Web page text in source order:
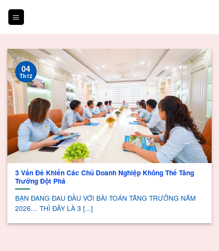
3 Vấn Đề Khiến Các Chủ Doanh Nghiệp Không Thể Tăng
Trưởng Đột Phá
BẠN ĐANG ĐAU ĐẦU VỚI BÀI TOÁN TĂNG TRƯỞNG NĂM
2026… THÌ ĐÂY LÀ 3 [...]
04
Th12